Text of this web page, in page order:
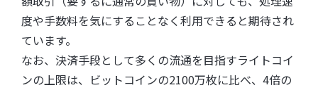
度や手数料を気にすることなく利用できると期待され
ています。
なお、決済手段として多くの流通を目指すライトコイ
ンの上限は、ビットコインの2100万枚に比べ、4倍の